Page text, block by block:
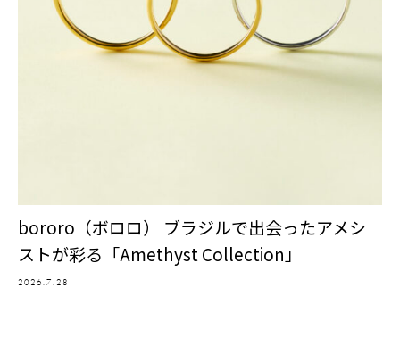
bororo（ボロロ） ブラジルで出会ったアメシ
ストが彩る「Amethyst Collection」
2026.7.28